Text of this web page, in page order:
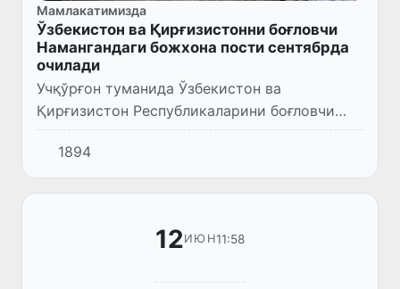
Мамлакатимизда
Ўзбекистон ва Қирғизистонни боғловчи
Намангандаги божхона пости сентябрда
очилади
Учқўрғон туманида Ўзбекистон ва
Қирғизистон Республикаларини боғловчи
чегара божхона постининг қурилиш ишлари
жадаллашди.
1894
12ИЮН11:58